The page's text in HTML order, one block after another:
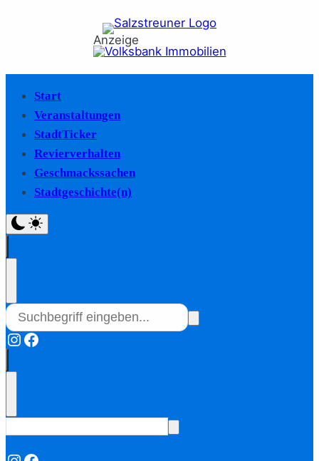
Anzeige
Start
Veranstaltungen
StadtTicker
Revierverhalten
Geschmackssachen
Stadtgeschichte(n)
Instagram
Facebook